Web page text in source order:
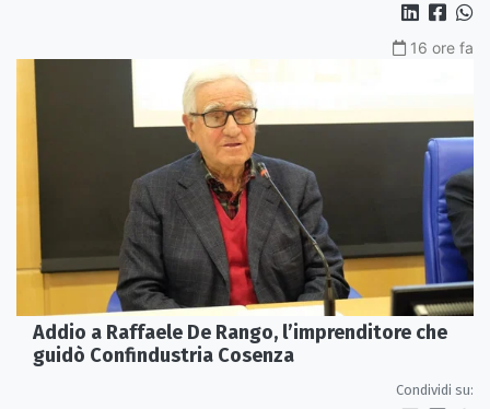
16 ore fa
Addio a Raffaele De Rango, l’imprenditore che
guidò Confindustria Cosenza
Condividi su: